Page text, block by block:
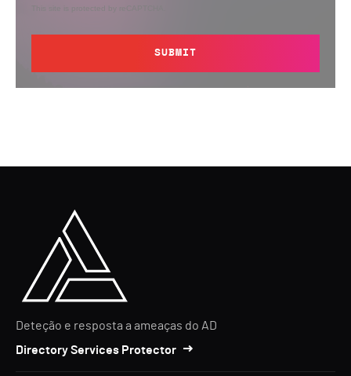
This site is protected by reCAPTCHA.
SUBMIT
Deteção e resposta a ameaças do AD
Directory Services Protector